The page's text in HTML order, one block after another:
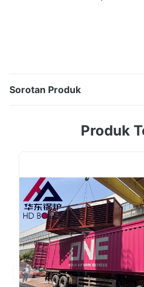
Sorotan Produk
untuk pembangkit listrik
untuk melakukan fungsi
memanaskan fluida terlebih
economizer juga ...
Produk